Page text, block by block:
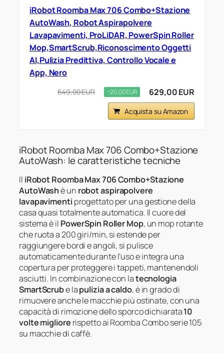
iRobot Roomba Max 706 Combo+Stazione
AutoWash, Robot Aspirapolvere
Lavapavimenti, ProLiDAR, PowerSpin Roller
Mop,SmartScrub,Riconoscimento Oggetti
AI,Pulizia Predittiva, Controllo Vocale e
App, Nero
649,00 EUR −20,00 EUR 629,00 EUR
Acquista su Amazon
iRobot Roomba Max 706 Combo+Stazione
AutoWash: le caratteristiche tecniche
Il iRobot Roomba Max 706 Combo+Stazione
AutoWashè un robot aspirapolvere
lavapavimenti progettato per una gestione della
casa quasi totalmente automatica. Il cuore del
sistema è il PowerSpin Roller Mop, un mop rotante
che ruota a 200 giri/min, si estende per
raggiungere bordi e angoli, si pulisce
automaticamente durante l’uso e integra una
copertura per proteggere i tappeti, mantenendoli
asciutti. In combinazione con latecnologia
SmartScrube lapulizia a caldo, è in grado di
rimuovere anche le macchie più ostinate, con una
capacità di rimozione dello sporco dichiarata10
volte migliore rispetto ai Roomba Combo serie 105
su macchie di caffè.